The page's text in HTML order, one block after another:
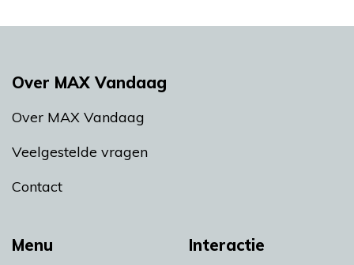
Menu Interactie
Over MAX Vandaag
Over MAX Vandaag
Veelgestelde vragen
Contact